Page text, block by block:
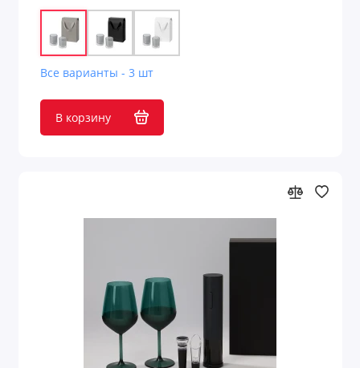
Наборы для спорта
Наборы мелков
Наборы с зонтами
Наборы специй с логотипом
Наборы шоколада с логотипом
Настраиваемые наборы
Все варианты - 3 шт
В корзину